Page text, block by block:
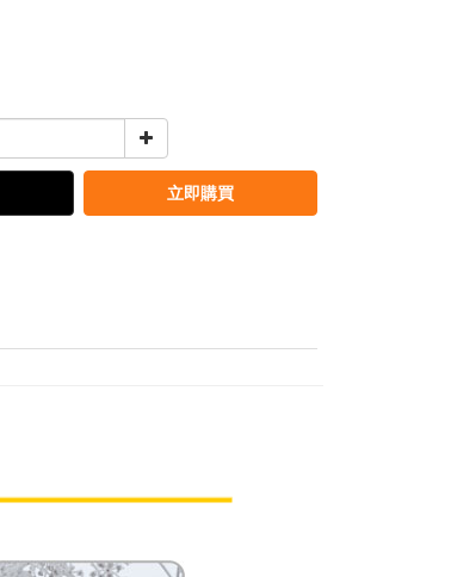
立即購買